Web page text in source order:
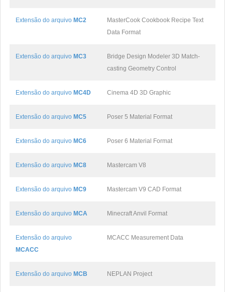
Extensão do arquivo MC2
MasterCook Cookbook Recipe Text
Data Format
Extensão do arquivo MC3
Bridge Design Modeler 3D Match-
casting Geometry Control
Extensão do arquivo MC4D Cinema 4D 3D Graphic
Extensão do arquivo MC5 Poser 5 Material Format
Extensão do arquivo MC6 Poser 6 Material Format
Extensão do arquivo MC8 Mastercam V8
Extensão do arquivo MC9 Mastercam V9 CAD Format
Extensão do arquivo MCA Minecraft Anvil Format
Extensão do arquivo
MCACC
MCACC Measurement Data
Extensão do arquivo MCB NEPLAN Project